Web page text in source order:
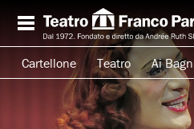
Cartellone Teatro Ai